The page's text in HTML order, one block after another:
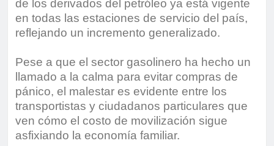
de los derivados del petróleo ya está vigente
en todas las estaciones de servicio del país,
reflejando un incremento generalizado.
Pese a que el sector gasolinero ha hecho un
llamado a la calma para evitar compras de
pánico, el malestar es evidente entre los
transportistas y ciudadanos particulares que
ven cómo el costo de movilización sigue
asfixiando la economía familiar.